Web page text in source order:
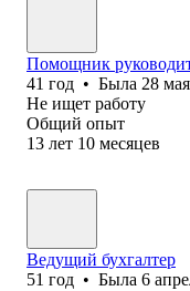
Помощник
41 год • Была 28 мая
Не ищет работу
Общий опыт
13 лет 10 месяцев
Ведущий бухгалтер
51 год • Была 6